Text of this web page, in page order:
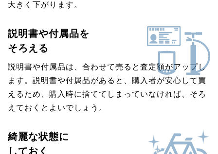
大きく下がります。
説明書や付属品を
そろえる
説明書や付属品は、合わせて売ると査定額がアップし
ます。説明書や付属品があると、購入者が安心して買
えるため、購入時に捨ててしまっていなければ、そろ
えておくとよいでしょう。
綺麗な状態に
しておく